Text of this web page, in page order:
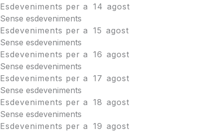
Esdeveniments per a 14 agost
Sense esdeveniments
Esdeveniments per a 15 agost
Sense esdeveniments
Esdeveniments per a 16 agost
Sense esdeveniments
Esdeveniments per a 17 agost
Sense esdeveniments
Esdeveniments per a 18 agost
Sense esdeveniments
Esdeveniments per a 19 agost